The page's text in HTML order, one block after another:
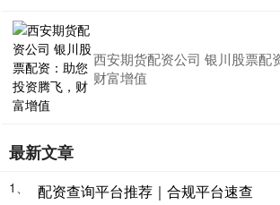
西安期货配资公司 银川股票配
财富增值
最新文章
1、 配资查询平台推荐｜合规平台速查